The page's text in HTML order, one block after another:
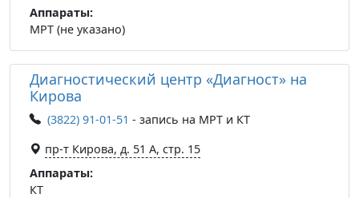
Аппараты:
МРТ (не указано)
Диагностический центр «Диагност» на
Кирова
(3822) 91-01-51 - запись на МРТ и КТ
пр-т Кирова, д. 51 А, стр. 15
Аппараты:
КТ